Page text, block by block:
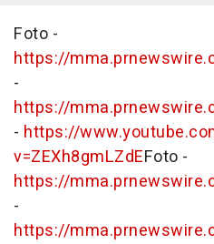
Foto -
https://
-
https://
- https://
v=ZEXh8gmLZdEFoto -
https://
-
https://